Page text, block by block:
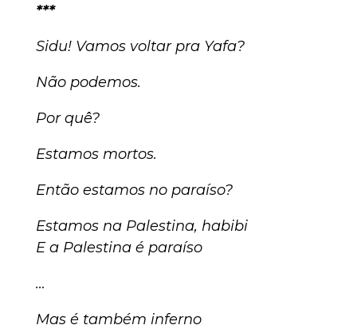
***
Sidu! Vamos voltar pra Yafa?
Não podemos.
Por quê?
Estamos mortos.
Então estamos no paraíso?
Estamos na Palestina, habibi
E a Palestina é paraíso
…
Mas é também inferno